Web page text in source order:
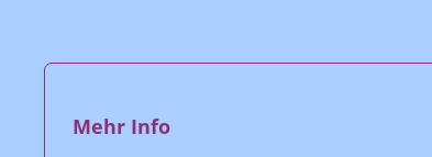
Mehr Info